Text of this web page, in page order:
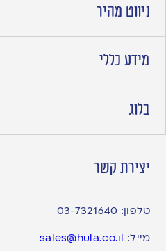
ניווט מהיר
מידע כללי
בלוג
יצירת קשר
טלפון: 03-7321640
מייל: sales@hula.co.il